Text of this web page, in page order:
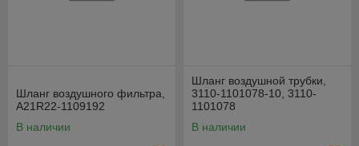
Шланг воздушного фильтра,
А21R22-1109192
В наличии
Шланг воздушной трубки,
3110-1101078-10, 3110-
1101078
В наличии